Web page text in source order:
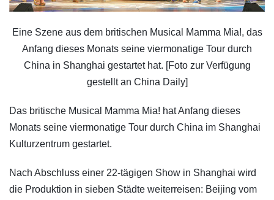
Eine Szene aus dem britischen Musical Mamma Mia!, das
Anfang dieses Monats seine viermonatige Tour durch
China in Shanghai gestartet hat. [Foto zur Verfügung
gestellt an China Daily]
Das britische Musical Mamma Mia! hat Anfang dieses
Monats seine viermonatige Tour durch China im Shanghai
Kulturzentrum gestartet.
Nach Abschluss einer 22-tägigen Show in Shanghai wird
die Produktion in sieben Städte weiterreisen: Beijing vom